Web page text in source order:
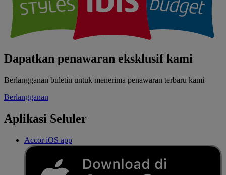
Dapatkan penawaran eksklusif kami
Berlangganan buletin untuk menerima penawaran terbaru kami
Berlangganan
Aplikasi Seluler
Accor iOS app